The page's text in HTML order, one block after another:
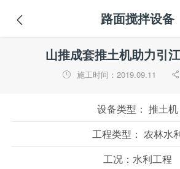
 路面搅拌设备
摊铺机 冷再生机 吊管机
山推成套推土机助力引
 施工时间：2019.09.11 
设备类型： 推土机
工程类型： 农林水
工况： 水利工程